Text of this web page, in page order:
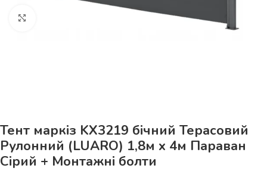
Тент маркіз KX3219 бічний Терасовий
Рулонний (LUARO) 1,8м х 4м Параван
Сірий + Монтажні болти